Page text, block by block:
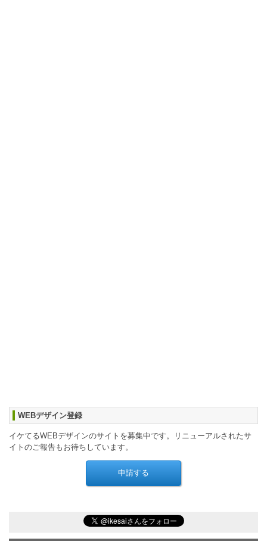
WEBデザイン登録
イケてるWEBデザインのサイトを募集中です。リニューアルされたサ
イトのご報告もお待ちしています。